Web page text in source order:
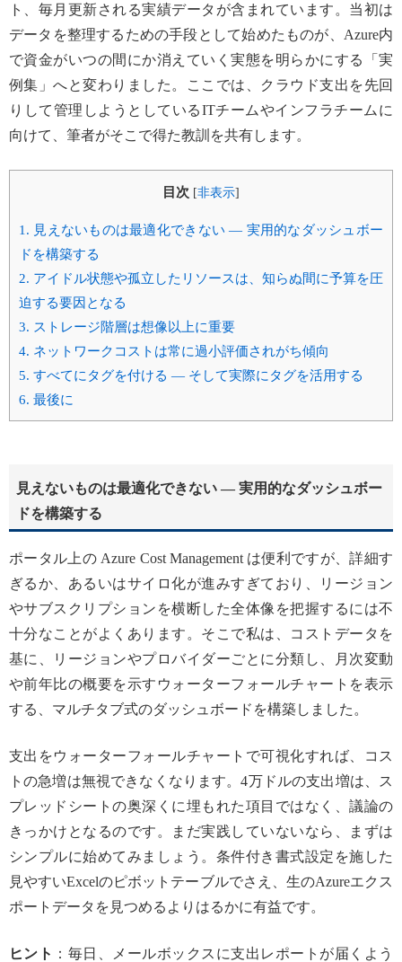
ト、毎月更新される実績データが含まれています。当初は
データを整理するための手段として始めたものが、Azure内
で資金がいつの間にか消えていく実態を明らかにする「実
例集」へと変わりました。ここでは、クラウド支出を先回
りして管理しようとしているITチームやインフラチームに
向けて、筆者がそこで得た教訓を共有します。
目次 [非表示]
1. 見えないものは最適化できない — 実用的なダッシュボー
ドを構築する
2. アイドル状態や孤立したリソースは、知らぬ間に予算を圧
迫する要因となる
3. ストレージ階層は想像以上に重要
4. ネットワークコストは常に過小評価されがち傾向
5. すべてにタグを付ける — そして実際にタグを活用する
6. 最後に
見えないものは最適化できない — 実用的なダッシュボー
ドを構築する
ポータル上の Azure Cost Management は便利ですが、詳細す
ぎるか、あるいはサイロ化が進みすぎており、リージョン
やサブスクリプションを横断した全体像を把握するには不
十分なことがよくあります。そこで私は、コストデータを
基に、リージョンやプロバイダーごとに分類し、月次変動
や前年比の概要を示すウォーターフォールチャートを表示
する、マルチタブ式のダッシュボードを構築しました。
支出をウォーターフォールチャートで可視化すれば、コス
トの急増は無視できなくなります。4万ドルの支出増は、ス
プレッドシートの奥深くに埋もれた項目ではなく、議論の
きっかけとなるのです。まだ実践していないなら、まずは
シンプルに始めてみましょう。条件付き書式設定を施した
見やすいExcelのピボットテーブルでさえ、生のAzureエクス
ポートデータを見つめるよりはるかに有益です。
ヒント ：毎日、メールボックスに支出レポートが届くよう